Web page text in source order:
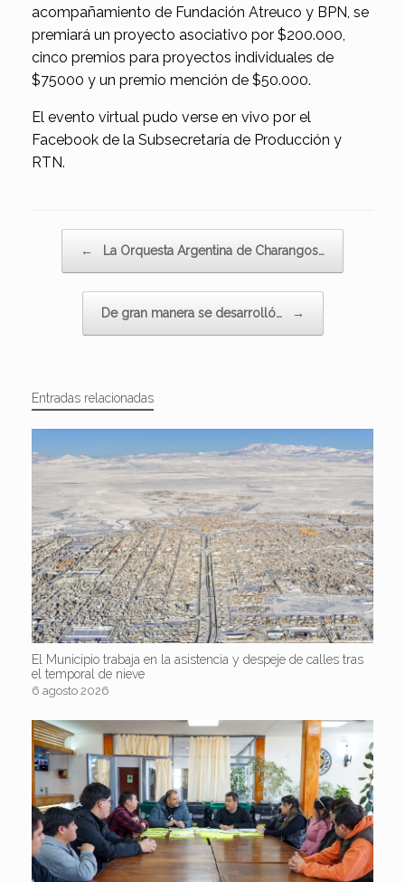
acompañamiento de Fundación Atreuco y BPN, se
premiará un proyecto asociativo por $200.000,
cinco premios para proyectos individuales de
$75000 y un premio mención de $50.000.
El evento virtual pudo verse en vivo por el
Facebook de la Subsecretaría de Producción y
RTN.
← La Orquesta Argentina de Charangos…
De gran manera se desarrolló… →
Entradas relacionadas
El Municipio trabaja en la asistencia y despeje de calles tras
el temporal de nieve
6 agosto 2026